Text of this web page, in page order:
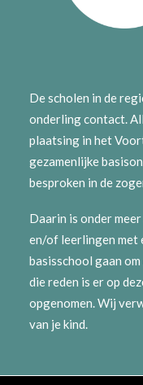
De scholen in de
onderling contact.
plaatsing in het
gezamenlijke
besproken in de
Daarin is onder
en/of leerlingen met
basisschool gaan
die reden is er op
opgenomen. Wij
van je kind.